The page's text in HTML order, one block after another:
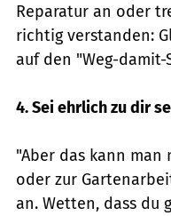
Reparatur an oder
richtig verstanden:
auf den "Weg-damit-
4. Sei ehrlich zu dir
"Aber das kann man
oder zur
an. Wetten, dass du